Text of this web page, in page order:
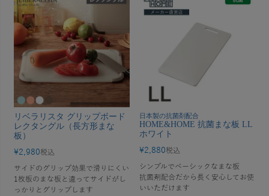
リベラリスタ グリップボード
レクタングル（長方形まな
板）
¥2,980税込
サイドのグリップ効果で滑りにくい
1枚板のまな板と違ってサイドがし
っかりとグリップします
日本製の抗菌剤配合
HOME&HOME 抗菌まな板 LL
ホワイト
¥2,880税込
シンプルでベーシックなまな板
抗菌剤配合だから長く安心してお使
いいただけます